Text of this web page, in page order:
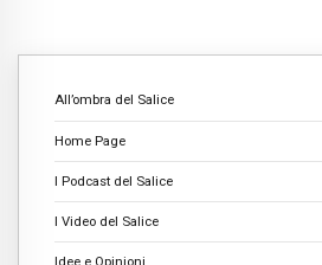
All’ombra del Salice
Home Page
I Podcast del Salice
I Video del Salice
Idee e Opinioni